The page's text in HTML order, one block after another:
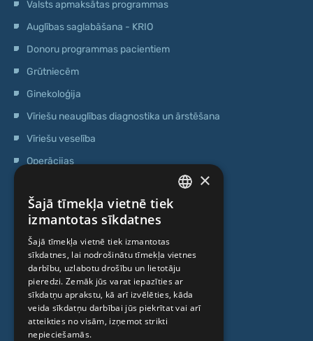
Valsts apmaksātas programmas
Auglības saglabāšana - KRIO
Donoru programmas pacientiem
Grūtniecēm
Ginekoloģija
Vīriešu neauglības diagnostika un ārstēšana
Vīriešu veselība
Operācijas
Anti-age speciālista konsultācija
Ambulatorais centrs
Cilmes šūnu centrs
PAR MUMS
Kas mēs esam
LATVIAN
RUSSIAN
LITHUANIAN
NORWEGIAN
×
Šajā tīmekļa vietnē tiek
izmantotas sīkdatnes
Šajā tīmekļa vietnē tiek izmantotas
sīkdatnes, lai nodrošinātu tīmekļa vietnes
darbību, uzlabotu drošību un lietotāju
pieredzi. Zemāk jūs varat iepazīties ar
sīkdatņu aprakstu, kā arī izvēlēties, kāda
veida sīkdatņu darbībai jūs piekrītat vai arī
atteikties no visām, izņemot strikti
nepieciešamās.